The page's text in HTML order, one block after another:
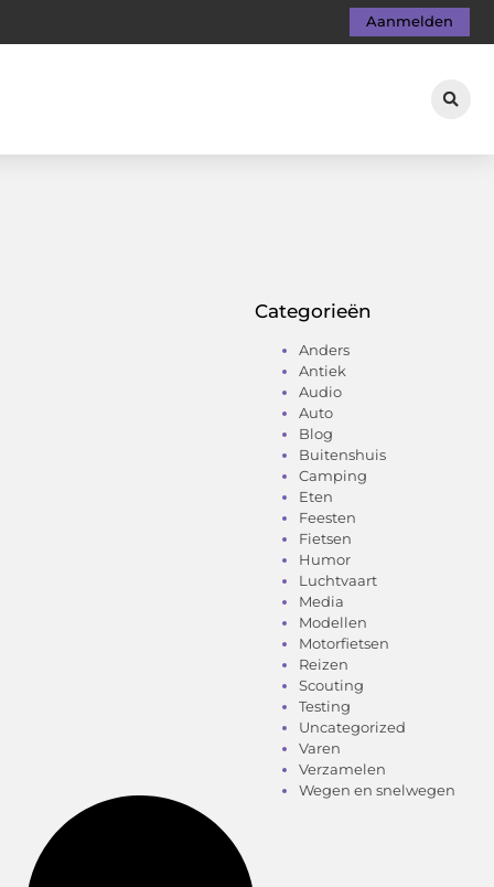
Aanmelden
Categorieën
Anders
Antiek
Audio
Auto
Blog
Buitenshuis
Camping
Eten
Feesten
Fietsen
Humor
Luchtvaart
Media
Modellen
Motorfietsen
Reizen
Scouting
Testing
Uncategorized
Varen
Verzamelen
Wegen en snelwegen